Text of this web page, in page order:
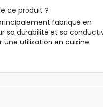
ce produit ?
fabriqué en
sa durabilité et sa
une utilisation en cuisine